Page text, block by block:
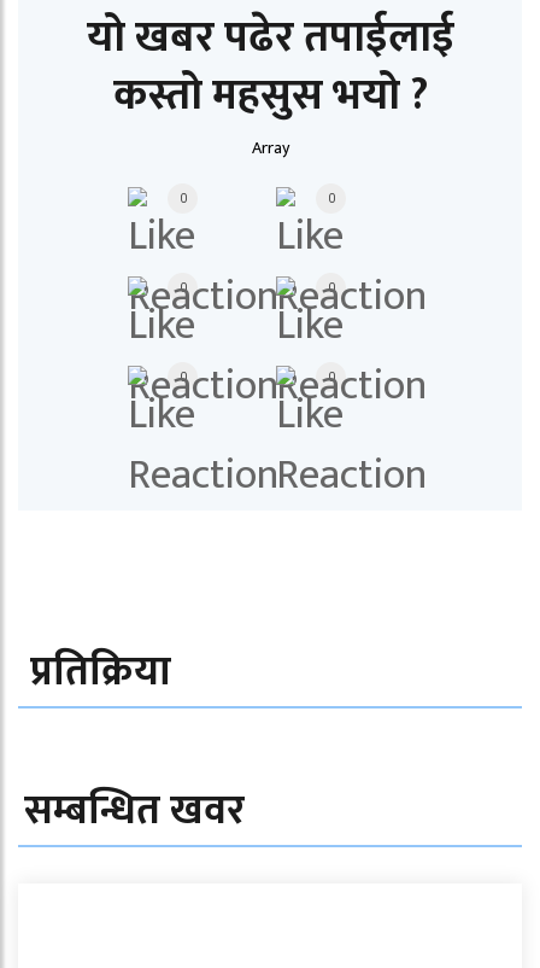
यो खबर पढेर तपाईलाई
कस्तो महसुस भयो ?
Array
0 0
0 0
0 0
प्रतिक्रिया
सम्बन्धित खवर